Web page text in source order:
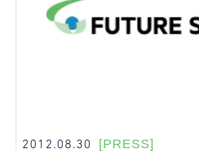
2012.08.30 [PRESS]